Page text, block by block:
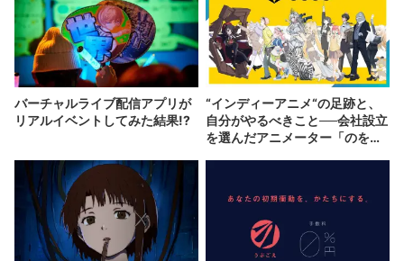
バーチャルライブ配信アプリが
リアルイベントしてみた結果!?
“インディーアニメ“の足跡と、
自分がやるべきこと──会社設立
を選んだアニメーター「のを